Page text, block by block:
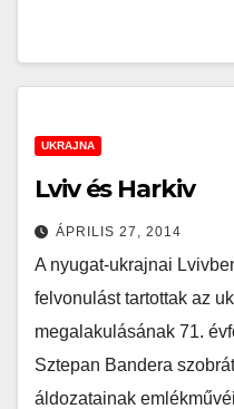
UKRAJNA
Lviv és Harkiv
ÁPRILIS 27, 2014
A nyugat-ukrajnai
felvonulást tartottak az
megalakulásának 71.
Sztepan Bandera
áldozatainak